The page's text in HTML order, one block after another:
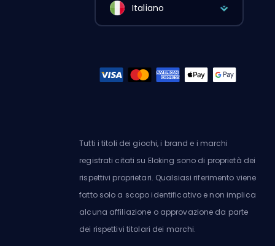
Italiano
Tutti i titoli dei giochi, i brand e i marchi
registrati citati su Eloking sono di proprietà dei
rispettivi proprietari. Qualsiasi riferimento viene
fatto solo a scopo identificativo e non implica
alcuna affiliazione o approvazione da parte
dei rispettivi titolari dei marchi.